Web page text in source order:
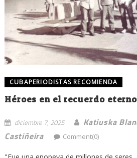
CUBAPERIODISTAS RECOMIENDA
Héroes en el recuerdo eterno
diciembre 7, 2025
Katiuska
Castiñeira
Comment(0)